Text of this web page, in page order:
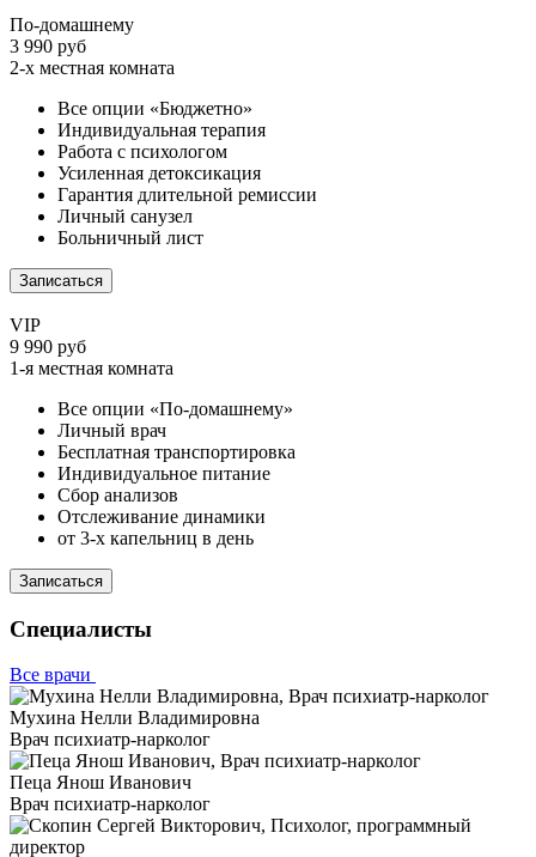
По-домашнему
3 990 руб
2-х местная комната
Все опции «Бюджетно»
Индивидуальная терапия
Работа с психологом
Усиленная детоксикация
Гарантия длительной ремиссии
Личный санузел
Больничный лист
Записаться
VIP
9 990 руб
1-я местная комната
Все опции «По-домашнему»
Личный врач
Бесплатная транспортировка
Индивидуальное питание
Сбор анализов
Отслеживание динамики
от 3-х капельниц в день
Записаться
Специалисты
Все врачи
Мухина Нелли Владимировна
Врач психиатр-нарколог
Пеца Янош Иванович
Врач психиатр-нарколог